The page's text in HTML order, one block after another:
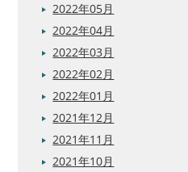
2022年05月
2022年04月
2022年03月
2022年02月
2022年01月
2021年12月
2021年11月
2021年10月